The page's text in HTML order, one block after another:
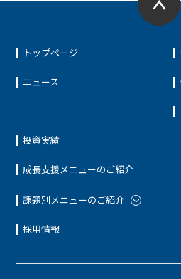
トップページ
ニュース
投資実績
成長支援メニューのご紹介
課題別メニューのご紹介
採用情報